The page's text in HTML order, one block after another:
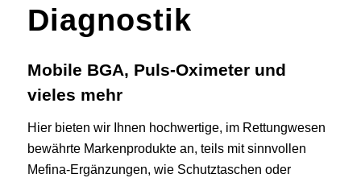
Diagnostik
Mobile BGA, Puls-Oximeter und
vieles mehr
Hier bieten wir Ihnen hochwertige, im Rettungwesen
bewährte Markenprodukte an, teils mit sinnvollen
Mefina-Ergänzungen, wie Schutztaschen oder